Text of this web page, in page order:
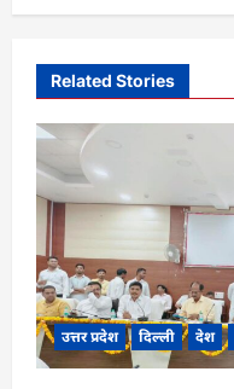
v
g
a
t
i
o
n
Related Stories
उत्तर प्रदेश दिल्ली देश